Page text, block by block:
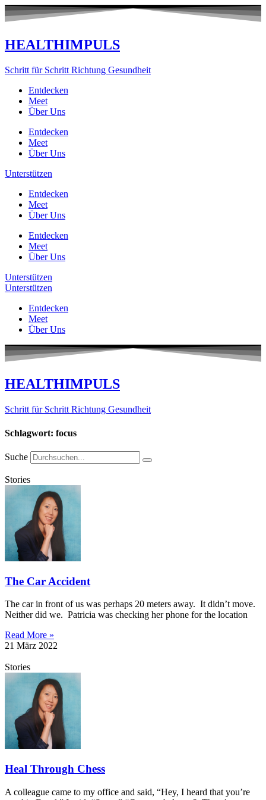
Zum
Inhalt
HEALTHIMPULS
Schritt für Schritt Richtung Gesundheit
Entdecken
Meet
Über Uns
Entdecken
Meet
Über Uns
Unterstützen
Entdecken
Meet
Über Uns
Entdecken
Meet
Über Uns
Unterstützen
Unterstützen
Entdecken
Meet
Über Uns
HEALTHIMPULS
Schritt für Schritt Richtung Gesundheit
Schlagwort: focus
Suche
Stories
The Car Accident
The car in front of us was perhaps 20 meters away. It didn’t move.
Neither did we. Patricia was checking her phone for the location
Read More »
21 März 2022
Stories
Heal Through Chess
A colleague came to my office and said, “Hey, I heard that you’re